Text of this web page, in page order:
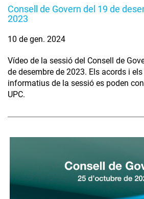
Consell de Govern del 19 de
2023
10 de gen. 2024
Vídeo de la sessió del Consell de
de desembre de 2023. Els acords i
informatius de la sessió es poden
UPC.